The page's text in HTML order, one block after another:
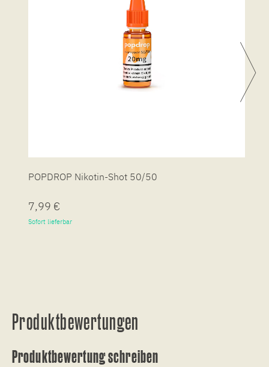
POPDROP Nikotin-Shot 50/50
7,99 €
Sofort lieferbar
Produktbewertungen
Produktbewertung schreiben